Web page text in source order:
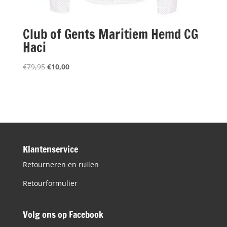
Club of Gents Maritiem Hemd CG
Haci
€79,95 Oorspronkelijke
€10,00Huidige
Klantenservice
Retourneren en ruilen
Retourformulier
Volg ons op Facebook